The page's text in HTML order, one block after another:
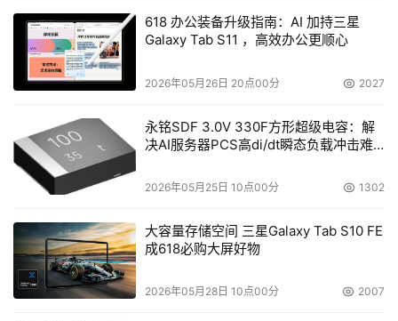
录稳定性的同时，也从整体上缩短了刻录的时间。“防撞精
灵”则充分考虑到了外界不可抗力对外置机造成的影响。当
遭遇碰撞时光学读写头难免会产生失焦或偏离轨道的现象，
而2410MR能适时调整光头工作模式，进而确保了刻录的品
至于数据传输接口方面，2410MR为广大笔记本用户提供
了较为灵活的选择。你既可使用最新的USB2.0接口，你也
IEEE1394接口。不过从长远发展来看，笔记本电脑上
USB2.0接口取代USB1.0乃是大势所趋。毕竟目前USB2.0
数据传输速率已达到480MB/S，可以说是USB1.0接口的40
618 办公装备升级指南：AI 加持三星
Galaxy Tab S11 ，高效办公更顺心
2026年05月26日 20点00分 2027
永铭SDF 3.0V 330F方形超级电容：解
决AI服务器PCS高di/dt瞬态负载冲击难
2026年05月25日 10点00分 1302
大容量存储空间 三星Galaxy Tab S10 FE
成618必购大屏好物
2026年05月28日 10点00分 2007